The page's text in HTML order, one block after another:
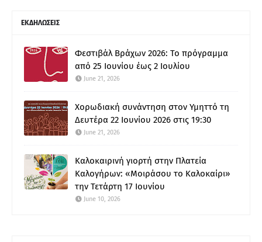
ΕΚΔΗΛΩΣΕΙΣ
Φεστιβάλ Βράχων 2026: Το πρόγραμμα
από 25 Ιουνίου έως 2 Ιουλίου
June 21, 2026
Χορωδιακή συνάντηση στον Υμηττό τη
Δευτέρα 22 Ιουνίου 2026 στις 19:30
June 21, 2026
Καλοκαιρινή γιορτή στην Πλατεία
Καλογήρων: «Μοιράσου το Καλοκαίρι»
την Τετάρτη 17 Ιουνίου
June 10, 2026